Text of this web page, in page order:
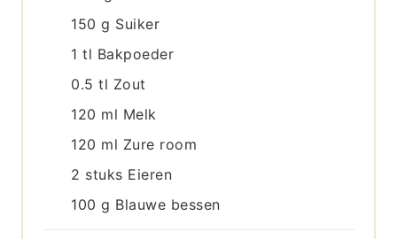
150 g Suiker
1 tl Bakpoeder
0.5 tl Zout
120 ml Melk
120 ml Zure room
2 stuks Eieren
100 g Blauwe bessen